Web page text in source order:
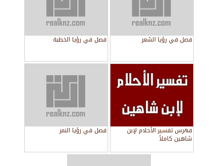
فصل في رؤيا الشعر فصل في رؤيا الخطبة
فهرس تفسير الأحلام لإبن
شاهين كاملاً
فصل في رؤيا النمر